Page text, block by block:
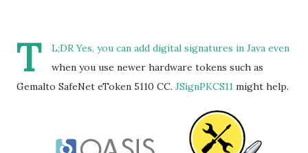
T
L;DR Yes, you can add digital signatures in Java even
when you use newer hardware tokens such as
Gemalto SafeNet eToken 5110 CC. JSignPKCS11 might help.